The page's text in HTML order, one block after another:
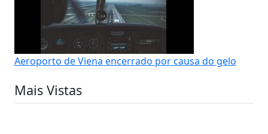
Aeroporto de Viena encerrado por causa do gelo
Mais Vistas